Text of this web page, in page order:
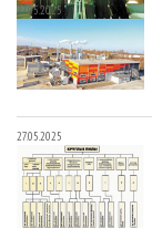
27.05.2025
27.05.2025